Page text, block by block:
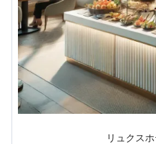
リュクス